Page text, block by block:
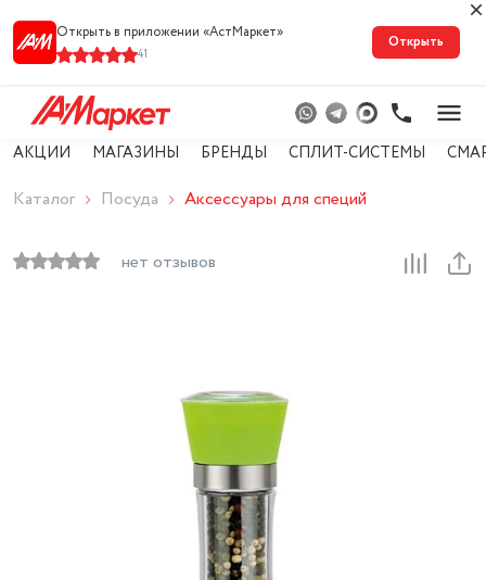
Открыть в приложении «АстМарке‪т‬»
41
Открыть
АКЦИИ МАГАЗИНЫ БРЕНДЫ СПЛИТ-СИСТЕМЫ
Каталог Посуда Аксессуары для специй
нет отзывов